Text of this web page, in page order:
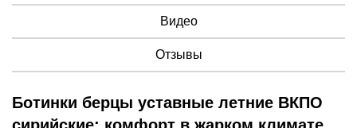
Видео
Отзывы
Ботинки берцы уставные летние ВКПО
сирийские: комфорт в жарком климате